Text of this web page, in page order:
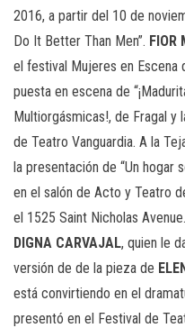
2016, a partir del 10 de
Do It Better Than Men”. FIOR
el festival Mujeres en Escena
puesta en escena de
Multiorgásmicas!, de Fragal y
de Teatro Vanguardia. A la
la presentación de “Un hogar
en el salón de Acto y Teatro
el 1525 Saint Nicholas
DIGNA CARVAJAL, quien le
versión de de la pieza de
está convirtiendo en el
presentó en el Festival de